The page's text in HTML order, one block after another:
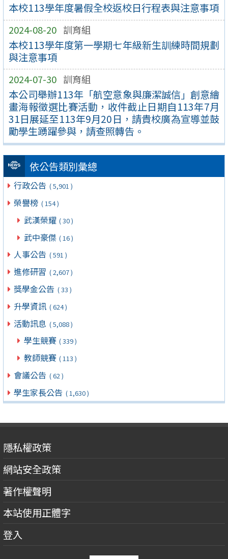
本校113學年度暑假全校返校日行程表與注意事項
2024-08-20 訓育組
本校113學年度第一學期七年級新生訓練時間規劃
與注意事項
2024-07-30 訓育組
本公司舉辦113年「航空意象與廉潔誠信」創意繪
畫海報徵選比賽活動，收件截止日期自113年7月
31日展延至113年9月20日，請貴校廣為宣導並鼓
勵學生踴躍參與，請查照轉告。
依公告類別彙總
行政公告 ( 5,901 )
榮譽榜 ( 154 )
武漢榮耀 ( 30 )
武中豪傑 ( 16 )
人事公告 ( 591 )
進修研習 ( 2,607 )
獎學金公告 ( 33 )
升學資訊 ( 624 )
活動訊息 ( 5,088 )
學生競賽 ( 339 )
教師競賽 ( 113 )
會議公告 ( 62 )
學生家長公告 ( 1,630 )
隱私權政策
網站安全政策
著作權聲明
本站使用正體字
登入